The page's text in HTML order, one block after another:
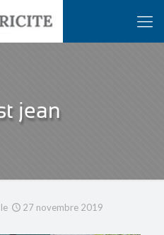
jean
le 27 novembre 2019